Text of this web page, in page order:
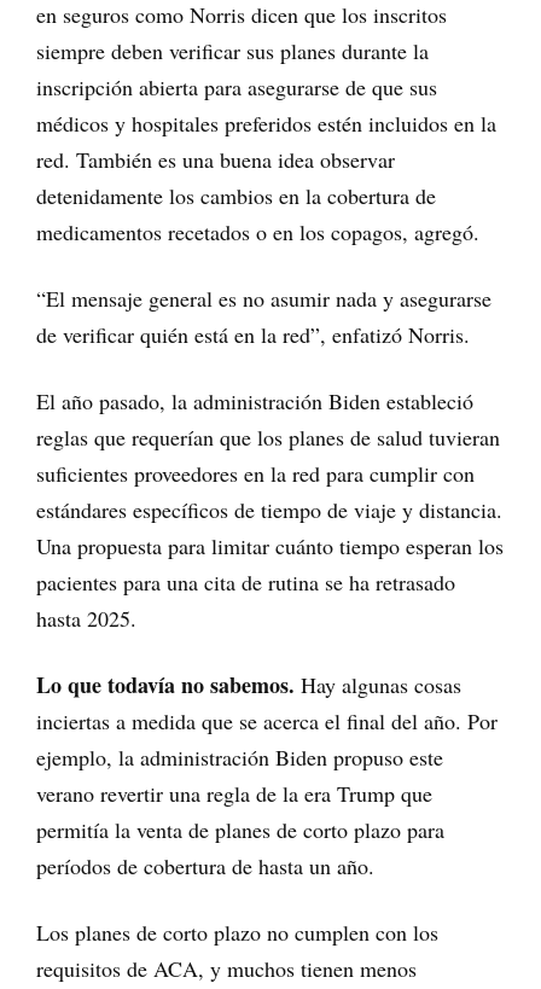
en seguros como Norris dicen que los inscritos
siempre deben verificar sus planes durante la
inscripción abierta para asegurarse de que sus
médicos y hospitales preferidos estén incluidos en la
red. También es una buena idea observar
detenidamente los cambios en la cobertura de
medicamentos recetados o en los copagos, agregó.
“El mensaje general es no asumir nada y asegurarse
de verificar quién está en la red”, enfatizó Norris.
El año pasado, la administración Biden estableció
reglas que requerían que los planes de salud tuvieran
suficientes proveedores en la red para cumplir con
estándares específicos de tiempo de viaje y distancia.
Una propuesta para limitar cuánto tiempo esperan los
pacientes para una cita de rutina se ha retrasado
hasta 2025.
Lo que todavía no sabemos. Hay algunas cosas
inciertas a medida que se acerca el final del año. Por
ejemplo, la administración Biden propuso este
verano revertir una regla de la era Trump que
permitía la venta de planes de corto plazo para
períodos de cobertura de hasta un año.
Los planes de corto plazo no cumplen con los
requisitos de ACA, y muchos tienen menos